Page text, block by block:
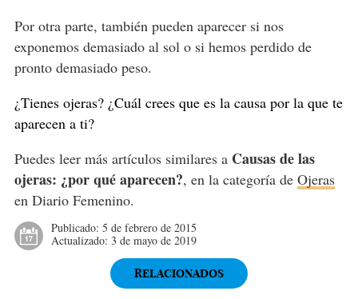
Por otra parte, también pueden aparecer si nos
exponemos demasiado al sol o si hemos perdido de
pronto demasiado peso.
¿Tienes ojeras? ¿Cuál crees que es la causa por la que te
aparecen a ti?
Puedes leer más artículos similares a Causas de las
ojeras: ¿por qué aparecen?, en la categoría de Ojeras
en Diario Femenino.
Publicado: 5 de febrero de 2015
Actualizado: 3 de mayo de 2019
RELACIONADOS